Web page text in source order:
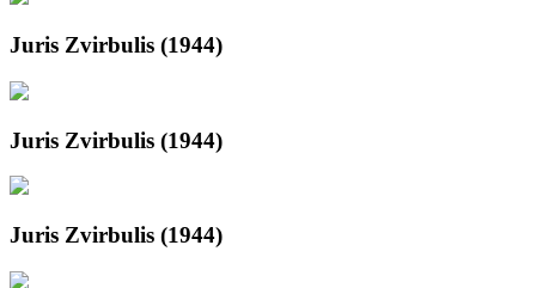
Juris Zvirbulis (1944)
Juris Zvirbulis (1944)
Juris Zvirbulis (1944)